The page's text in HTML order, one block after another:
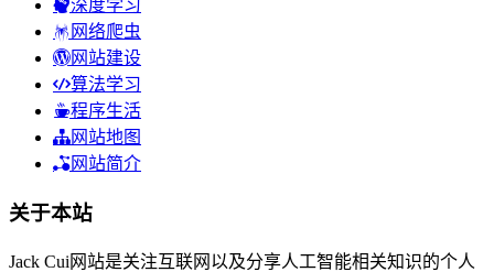
深度学习
网络爬虫
网站建设
算法学习
程序生活
网站地图
网站简介
关于本站
Jack Cui网站是关注互联网以及分享人工智能相关知识的个人